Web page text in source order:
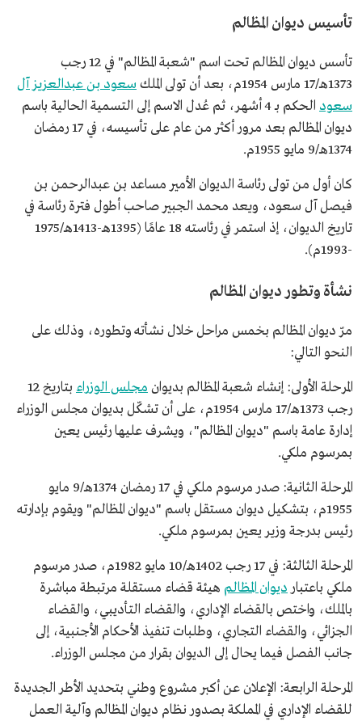
تأسيس ديوان المظالم
تأسس ديوان المظالم تحت اسم "شعبة المظالم" في 12 رجب
1373هـ/17 مارس 1954م، بعد أن تولى الملك
سعود بن عبدالعزيز آل
سعود
الحكم بـ 4 أشهر، ثم عُدل الاسم إلى التسمية الحالية باسم
ديوان المظالم بعد مرور أكثر من عام على تأسيسه، في 17 رمضان
1374هـ/9 مايو 1955م.
كان أول من تولى رئاسة الديوان الأمير مساعد بن عبدالرحمن بن
فيصل آل سعود، ويعد محمد الجبير صاحب أطول فترة رئاسة في
تاريخ الديوان، إذ استمر في رئاسته 18 عامًا (1395هـ-1413هـ/1975
-1993م).
نشأة وتطور ديوان المظالم
مرّ ديوان المظالم بخمس مراحل خلال نشأته وتطوره، وذلك على
النحو التالي:
المرحلة الأولى: إنشاء شعبة المظالم بديوان مجلس الوزراء
بتاريخ 12
رجب 1373هـ/17 مارس 1954م، على أن تشكّل بديوان مجلس الوزراء
إدارة عامة باسم "ديوان المظالم"، ويشرف عليها رئيس يعين
بمرسوم ملكي.
المرحلة الثانية: صدر مرسوم ملكي في 17 رمضان 1374هـ/9 مايو
1955م، بتشكيل ديوان مستقل باسم "ديوان المظالم" ويقوم بإدارته
رئيس بدرجة وزير يعين بمرسوم ملكي.
المرحلة الثالثة: في 17 رجب 1402هـ/10 مايو 1982م، صدر مرسوم
ملكي باعتبار ديوان المظالم هيئة قضاء مستقلة مرتبطة مباشرة
بالملك، واختص بالقضاء الإداري، والقضاء التأديبي، والقضاء
الجزائي، والقضاء التجاري، وطلبات تنفيذ الأحكام الأجنبية، إلى
جانب الفصل فيما يحال إلى الديوان بقرار من مجلس الوزراء.
المرحلة الرابعة: الإعلان عن أكبر مشروع وطني بتحديد الأطر الجديدة
للقضاء الإداري في المملكة بصدور نظام ديوان المظالم وآلية العمل